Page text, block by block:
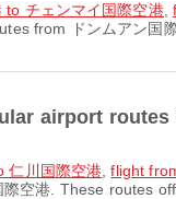
to チェンマイ国際空港,
from ドンムアン国
airport routes
仁川国際空港 ,flight
空港. These routes